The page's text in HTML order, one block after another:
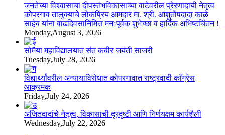
जनतेच्या विश्वासाचा दीपस्तंभविकासाच्या वाटेवरील प्रेरणादायी नेतृत्व
कोपरगाव तालुक्याचे लोकप्रिय आमदार मा. श्री. आशुतोषदादा काळे
साहेब यांना वाढदिवसानिमित्त मनःपूर्वक शुभेच्छा व हार्दिक अभिष्टचिंतन !
Monday,August 3, 2026
सोमैया महाविद्यालयात संत कबीर जयंती साजरी
Tuesday,July 28, 2026
विद्यार्थ्यांवरील अन्यायाविरोधात कोपरगावात राष्ट्रवादी काँग्रेस
आक्रमक
Friday,July 24, 2026
अजितदादांचे नेतृत्व, विकासाची दूरदृष्टी आणि निर्णयक्षम कार्यशैली
Wednesday,July 22, 2026